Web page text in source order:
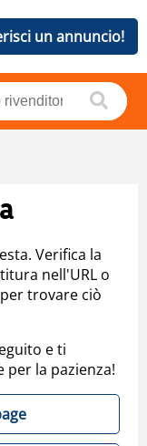
un annuncio!
Verifica la
nell'URL o
trovare ciò
e ti
la pazienza!